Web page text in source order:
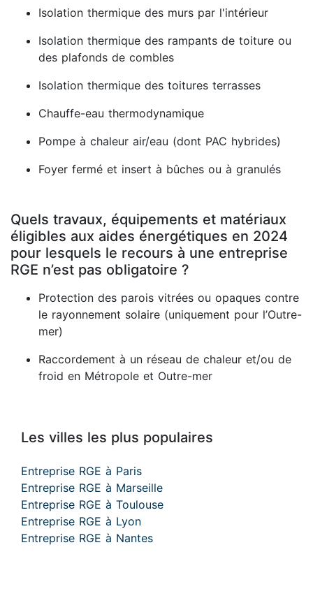
Isolation thermique des murs par l'intérieur
Isolation thermique des rampants de toiture ou
des plafonds de combles
Isolation thermique des toitures terrasses
Chauffe-eau thermodynamique
Pompe à chaleur air/eau (dont PAC hybrides)
Foyer fermé et insert à bûches ou à granulés
Quels travaux, équipements et matériaux
éligibles aux aides énergétiques en 2024
pour lesquels le recours à une entreprise
RGE n’est pas obligatoire ?
Protection des parois vitrées ou opaques contre
le rayonnement solaire (uniquement pour l’Outre-
mer)
Raccordement à un réseau de chaleur et/ou de
froid en Métropole et Outre-mer
Les villes les plus populaires
Entreprise RGE à Paris
Entreprise RGE à Marseille
Entreprise RGE à Toulouse
Entreprise RGE à Lyon
Entreprise RGE à Nantes